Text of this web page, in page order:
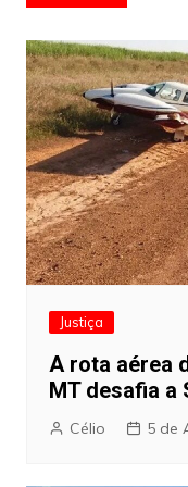
de
artigos
Justiça
A rota aérea
MT desafia a
Célio 5 de